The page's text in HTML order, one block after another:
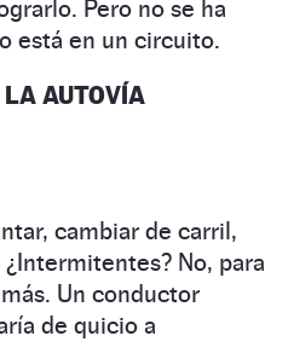
Pero no se ha
está en un circuito.
LA AUTOVÍA
cambiar de carril,
No, para
Un conductor
de quicio a